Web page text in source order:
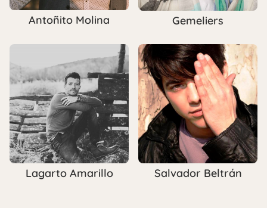
Antoñito Molina Gemeliers
Lagarto Amarillo Salvador Beltrán